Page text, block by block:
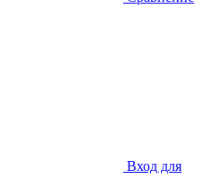
Вход для